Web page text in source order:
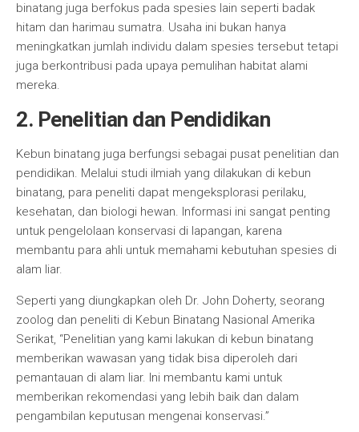
binatang juga berfokus pada spesies lain seperti badak
hitam dan harimau sumatra. Usaha ini bukan hanya
meningkatkan jumlah individu dalam spesies tersebut tetapi
juga berkontribusi pada upaya pemulihan habitat alami
mereka.
2. Penelitian dan Pendidikan
Kebun binatang juga berfungsi sebagai pusat penelitian dan
pendidikan. Melalui studi ilmiah yang dilakukan di kebun
binatang, para peneliti dapat mengeksplorasi perilaku,
kesehatan, dan biologi hewan. Informasi ini sangat penting
untuk pengelolaan konservasi di lapangan, karena
membantu para ahli untuk memahami kebutuhan spesies di
alam liar.
Seperti yang diungkapkan oleh Dr. John Doherty, seorang
zoolog dan peneliti di Kebun Binatang Nasional Amerika
Serikat, “Penelitian yang kami lakukan di kebun binatang
memberikan wawasan yang tidak bisa diperoleh dari
pemantauan di alam liar. Ini membantu kami untuk
memberikan rekomendasi yang lebih baik dan dalam
pengambilan keputusan mengenai konservasi.”